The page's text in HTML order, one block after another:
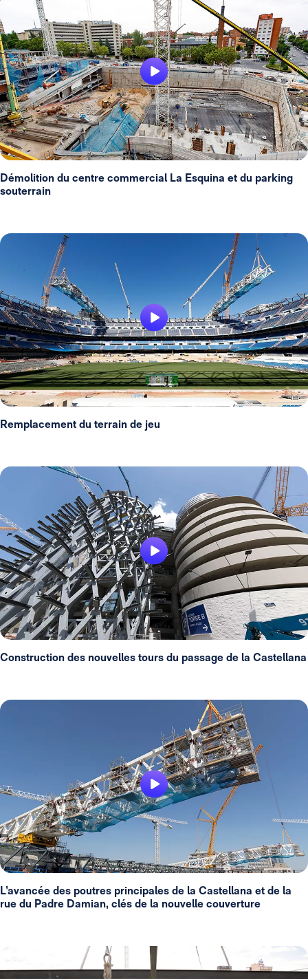
Démolition du centre commercial La Esquina et du parking
souterrain
Remplacement du terrain de jeu
Construction des nouvelles tours du passage de la Castellana
L’avancée des poutres principales de la Castellana et de la
rue du Padre Damian, clés de la nouvelle couverture